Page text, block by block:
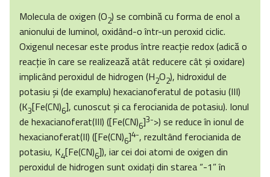
Molecula de oxigen (O2) se combină cu forma de enol a
anionului de luminol, oxidând-o într-un peroxid ciclic.
Oxigenul necesar este produs între reacţie redox (adică o
reacţie în care se realizează atât reducere cât şi oxidare)
implicând peroxidul de hidrogen (H2O2), hidroxidul de
potasiu şi (de examplu) hexacianoferatul de potasiu (III)
(K3[Fe(CN)6], cunoscut şi ca ferocianida de potasiu). Ionul
de hexacianoferat(III) ([Fe(CN)6]3->) se reduce în ionul de
hexacianoferat(II) ([Fe(CN)6]4-, rezultând ferocianida de
potasiu, K4[Fe(CN)6]), iar cei doi atomi de oxigen din
peroxidul de hidrogen sunt oxidaţi din starea “-1” în